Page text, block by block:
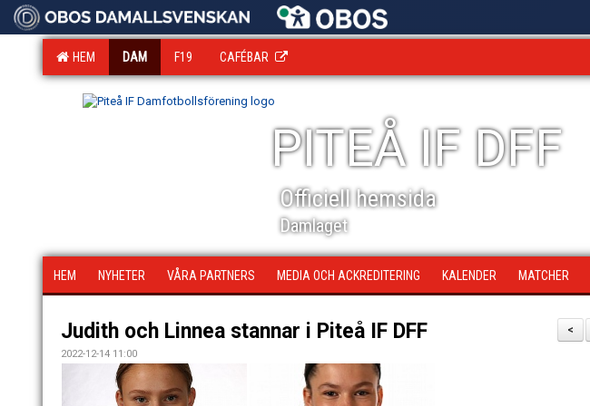
HEM DAM F19 CAFÉBAR
PITEÅ IF DFF
Officiell hemsida
Damlaget
HEM NYHETER VÅRA PARTNERS MEDIA OCH ACKREDITERING KALENDER MATCHER
<
Judith och Linnea stannar i Piteå IF DFF
2022-12-14 11:00